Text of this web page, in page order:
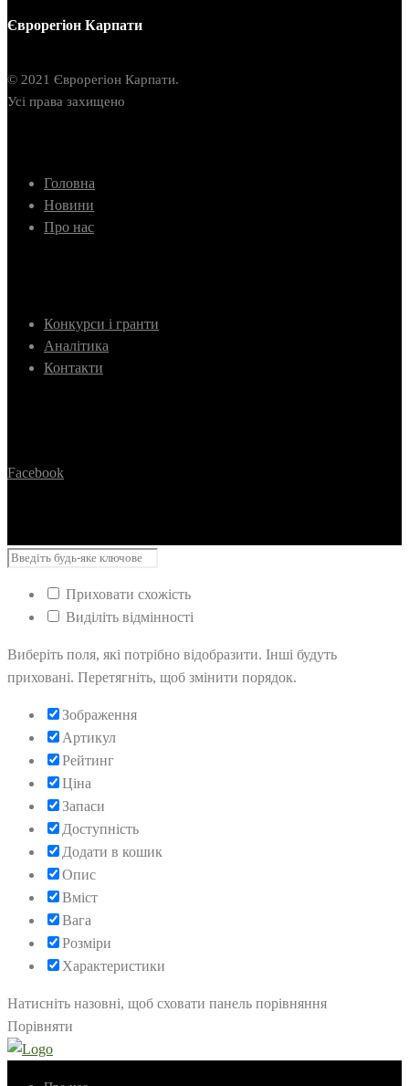
Єврорегіон Карпати
© 2021 Єврорегіон Карпати.
Усі права захищено
Головна
Новини
Про нас
Конкурси і гранти
Аналітика
Контакти
Facebook
Приховати схожість
Виділіть відмінності
Виберіть поля, які потрібно відобразити. Інші будуть
приховані. Перетягніть, щоб змінити порядок.
Зображення
Артикул
Рейтинг
Ціна
Запаси
Доступність
Додати в кошик
Опис
Вміст
Вага
Розміри
Характеристики
Натисніть назовні, щоб сховати панель порівняння
Порівняти